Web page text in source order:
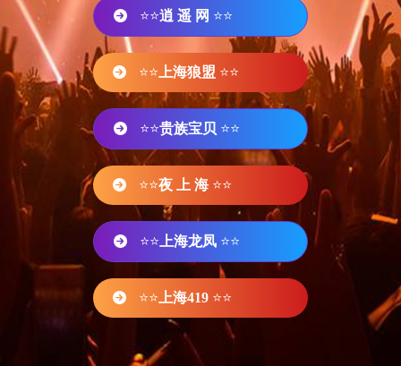
⭐⭐逍 遥 网 ⭐⭐
⭐⭐ 上海狼盟 ⭐⭐
⭐⭐贵族宝贝 ⭐⭐
⭐⭐夜 上 海 ⭐⭐
⭐⭐ 上海龙凤 ⭐⭐
⭐⭐ 上海419 ⭐⭐